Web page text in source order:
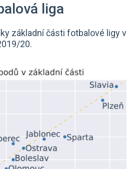
liga
základní části fotbalové ligy v
20.